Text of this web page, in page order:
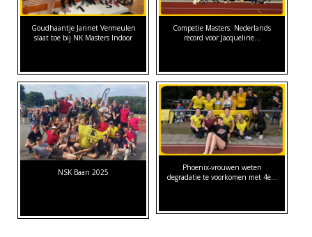
Goudhaantje Jannet Vermeulen
slaat toe bij NK Masters Indoor
Competie Masters: Nederlands
record voor Jacqueline…
NSK Baan 2025
Phoenix-vrouwen weten
degradatie te voorkomen met 4e…